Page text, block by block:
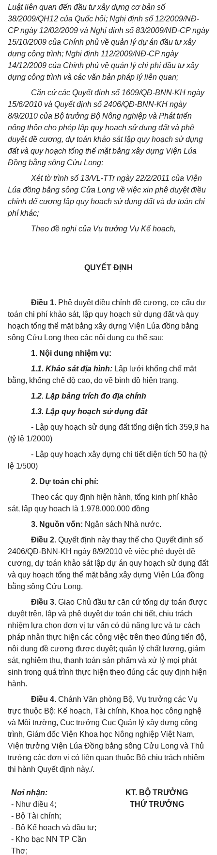
Luật liên quan đến đầu tư xây dựng cơ bản số
38/2009/QH12 của Quốc hội; Nghị định số 12/2009/NĐ-
CP ngày 12/02/2009 và Nghị định số 83/2009/NĐ-CP ngày
15/10/2009 của Chính phủ về quản lý dự án đầu tư xây
dựng công trình; Nghị định 112/2009/NĐ-CP ngày
14/12/2009 của Chính phủ về quản lý chi phí đầu tư xây
dựng công trình và các văn bản pháp lý liên quan;
Căn cứ các Quyết định số 1609/QĐ-BNN-KH ngày
15/6/2010 và Quyết định số 2406/QĐ-BNN-KH ngày
8/9/2010 của Bộ trưởng Bộ Nông nghiệp và Phát triển
nông thôn cho phép lập quy hoạch sử dụng đất và phê
duyệt đề cương, dự toán khảo sát lập quy hoạch sử dụng
đất và quy hoạch tổng thể mặt bằng xây dựng Viện Lúa
Đồng bằng sông Cửu Long;
Xét tờ trình số 13/VL-TTr ngày 22/2/2011 của Viện
Lúa đồng bằng sông Cửa Long về việc xin phê duyệt điều
chỉnh để cương lập quy hoạch sử dụng đất và dự toán chi
phí khác;
Theo đề nghị của Vụ trưởng Vụ Kế hoạch,
QUYẾT ĐỊNH
Điều 1. Phê duyệt điều chỉnh đề cương, cơ cấu dự
toán chi phí khảo sát, lập quy hoạch sử dụng đất và quy
hoạch tổng thể mặt bằng xây dựng Viện Lúa đồng bằng
sông Cửu Long theo các nội dung cụ thể sau:
1. Nội dung nhiệm vụ:
1.1. Khảo sát địa hình: Lập lưới khống chế mặt
bằng, khống chế độ cao, đo vẽ bình đồ hiện trạng.
1.2. Lập bảng trích đo địa chính
1.3. Lập quy hoạch sử dụng đất
- Lập quy hoạch sử dụng đất tổng diện tích 359,9 ha
(tỷ lệ 1/2000)
- Lập quy hoạch xây dựng chi tiết diện tích 50 ha (tỷ
lệ 1/500)
2. Dự toán chi phí:
Theo các quy định hiện hành, tổng kinh phí khảo
sát, lập quy hoạch là 1.978.000.000 đồng
3. Nguồn vốn: Ngân sách Nhà nước.
Điều 2. Quyết định này thay thế cho Quyết định số
2406/QĐ-BNN-KH ngày 8/9/2010 về việc phê duyệt đề
cương, dự toán khảo sát lập dự án quy hoạch sử dụng đất
và quy hoạch tổng thể mặt bằng xây dựng Viện Lúa đồng
bằng sông Cửu Long.
Điều 3. Giao Chủ đầu tư căn cứ tổng dự toán được
duyệt trên, lập và phê duyệt dự toán chi tiết, chịu trách
nhiệm lựa chọn đơn vị tư vấn có đủ năng lực và tư cách
pháp nhân thực hiện các công việc trên theo đúng tiến độ,
nội dung đề cương được duyệt; quản lý chất lượng, giám
sát, nghiệm thu, thanh toán sản phẩm và xử lý mọi phát
sinh trong quá trình thực hiện theo đúng các quy định hiện
hành.
Điều 4. Chánh Văn phòng Bộ, Vụ trưởng các Vụ
trực thuộc Bộ: Kế hoạch, Tài chính, Khoa học công nghệ
và Môi trường, Cục trưởng Cục Quản lý xây dựng công
trình, Giám đốc Viện Khoa học Nông nghiệp Việt Nam,
Viện trưởng Viện Lúa Đồng bằng sông Cửu Long và Thủ
trưởng các đơn vị có liên quan thuộc Bộ chịu trách nhiệm
thi hành Quyết định này./.
Nơi nhận:
- Như điều 4;
- Bộ Tài chính;
- Bộ Kế hoạch và đầu tư;
- Kho bạc NN TP Cần
Thơ;
KT. BỘ TRƯỞNG
THỨ TRƯỞNG